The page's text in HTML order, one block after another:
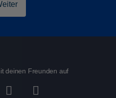
deinen Freunden auf